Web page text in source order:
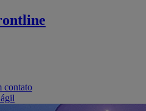
contato